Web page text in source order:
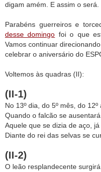
digam amém. E assim o será.
Parabéns guerreiros e
desse domingo foi o que
Vamos continuar
celebrar o aniversário do
Voltemos às quadras (II):
(II-1)
No 13º dia, do 5º mês, do
Quando o falcão se ausentará
Aquele que se dizia de aço,
Diante do rei das selvas se
(II-2)
O leão resplandecente surgirá